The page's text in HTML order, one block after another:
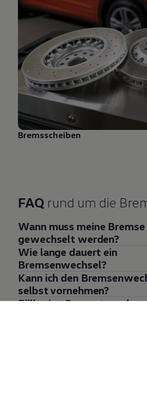
Bremsscheiben
FAQ rund um die
Wann muss meine Bremse
gewechselt werden?
Wie lange dauert ein
Bremsenwechsel?
Kann ich den
selbst vornehmen?
Fällt eine Reparatur oder